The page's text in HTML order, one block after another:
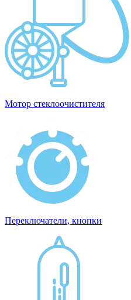
Мотор стеклоочистителя
Переключатели, кнопки